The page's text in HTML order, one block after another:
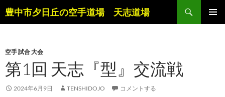
ン
ツ
へ
ス
キ
豊中市夕日丘の空手道場 天志道場
検
索
空手 試合 大会
第1回 天志『型』交流戦
2024年6月9日 TENSHIDOJO コメントする